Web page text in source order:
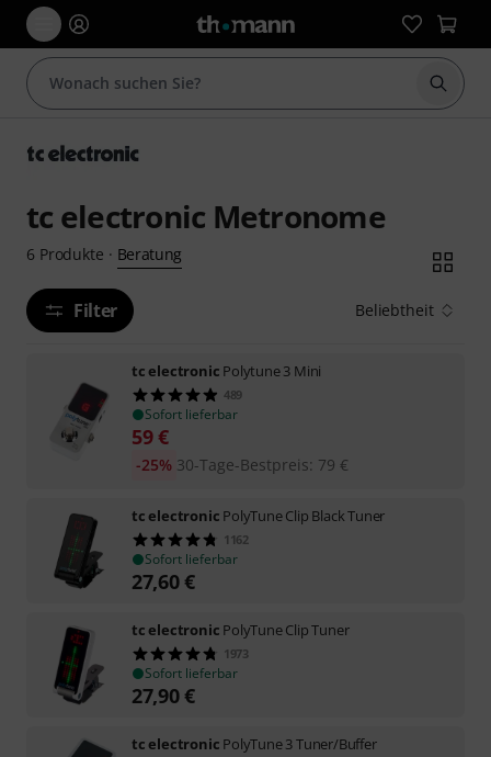
Suche
tc electronic Metronome
6 Produkte · Beratung
Filter Beliebtheit
tc electronic Polytune 3 Mini
489
Sofort lieferbar
59€
30-Tage-Bestpreis: 79 €
-25%
tc electronic PolyTune Clip Black Tuner
1162
Sofort lieferbar
27,60€
tc electronic PolyTune Clip Tuner
1973
Sofort lieferbar
27,90€
tc electronic PolyTune 3 Tuner/Buffer